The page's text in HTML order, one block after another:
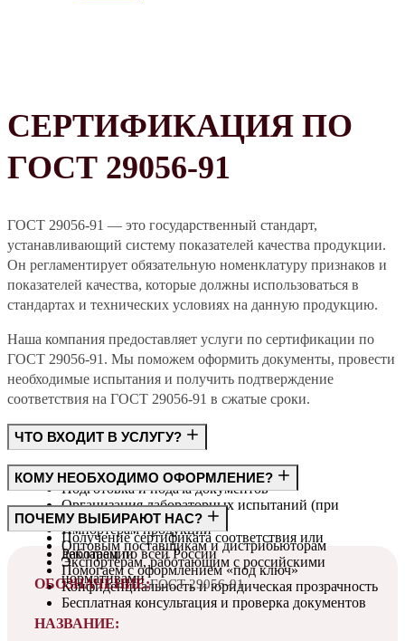
СЕРТИФИКАЦИЯ ПО
ГОСТ 29056-91
ГОСТ 29056-91 — это государственный стандарт,
устанавливающий систему показателей качества продукции.
Он регламентирует обязательную номенклатуру признаков и
показателей качества, которые должны использоваться в
стандартах и технических условиях на данную продукцию.
Наша компания предоставляет услуги по сертификации по
ГОСТ 29056-91. Мы поможем оформить документы, провести
необходимые испытания и получить подтверждение
соответствия на ГОСТ 29056-91 в сжатые сроки.
ЧТО ВХОДИТ В УСЛУГУ?
Консультация по требованиям ГОСТ
Подготовка и подача документов
Организация лабораторных испытаний (при
необходимости)
Получение сертификата соответствия или
декларации
КОМУ НЕОБХОДИМО ОФОРМЛЕНИЕ?
Производителям
Импортёрам продукции
Оптовым поставщикам и дистрибьюторам
Экспортёрам, работающим с российскими
нормативами
ПОЧЕМУ ВЫБИРАЮТ НАС?
Работаем по всей России
Помогаем с оформлением «под ключ»
Конфиденциальность и юридическая прозрачность
Бесплатная консультация и проверка документов
ОБОЗНАЧЕНИЕ:ГОСТ 29056-91
НАЗВАНИЕ: